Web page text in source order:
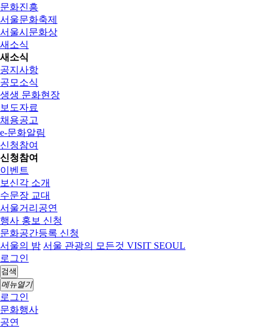
문화진흥
서울문화축제
서울시문화상
새소식
새소식
공지사항
공모소식
생생 문화현장
보도자료
채용공고
e-문화알림
신청참여
신청참여
이벤트
보신각 소개
수문장 교대
서울거리공연
행사 홍보 신청
문화공간등록 신청
서울의 밤 서울 관광의 모든것 VISIT SEOUL
로그인
검색
메뉴열기
로그인
문화행사
공연